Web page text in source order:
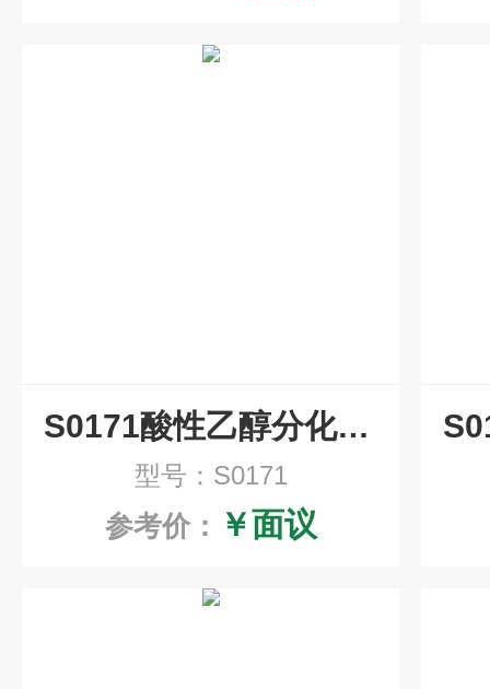
S0171酸性乙醇分化液(1%)
型号：S0171
参考价： ￥面议